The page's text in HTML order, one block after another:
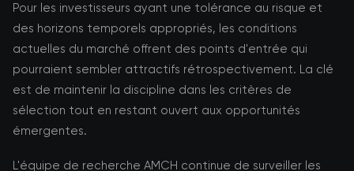
Pour les investisseurs ayant une tolérance au risque et
des horizons temporels appropriés, les conditions
actuelles du marché offrent des points d'entrée qui
pourraient sembler attractifs rétrospectivement. La clé
est de maintenir la discipline dans les critères de
sélection tout en restant ouvert aux opportunités
émergentes.
L'équipe de recherche AMCH continue de surveiller les